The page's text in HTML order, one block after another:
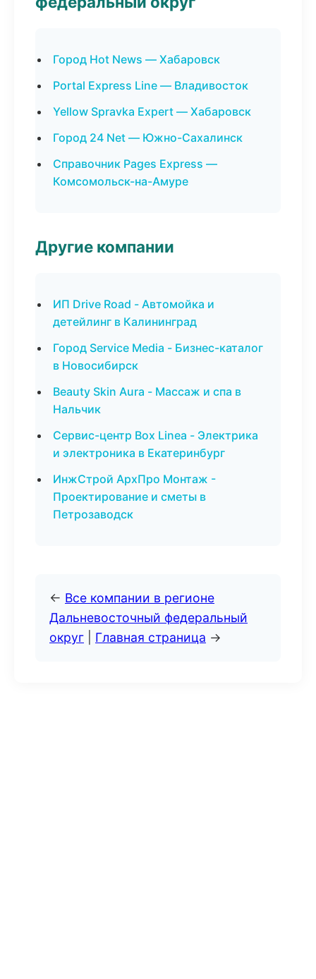
Город Hot News — Хабаровск
Portal Express Line — Владивосток
Yellow Spravka Expert — Хабаровск
Город 24 Net — Южно-Сахалинск
Справочник Pages Express —
Комсомольск-на-Амуре
Другие компании
ИП Drive Road - Автомойка и
детейлинг в Калининград
Город Service Media - Бизнес-каталог
в Новосибирск
Beauty Skin Aura - Массаж и спа в
Нальчик
Сервис-центр Box Linea - Электрика
и электроника в Екатеринбург
ИнжСтрой АрхПро Монтаж -
Проектирование и сметы в
Петрозаводск
← Все компании в регионе
Дальневосточный федеральный
округ
Главная страница →